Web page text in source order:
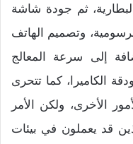
ثم جودة شاشة
وتصميم الهاتف
إلى سرعة المعالج
الكاميرا، كما تتحرى
الأخرى، ولكن الأمر
قد يعملون في بيئات